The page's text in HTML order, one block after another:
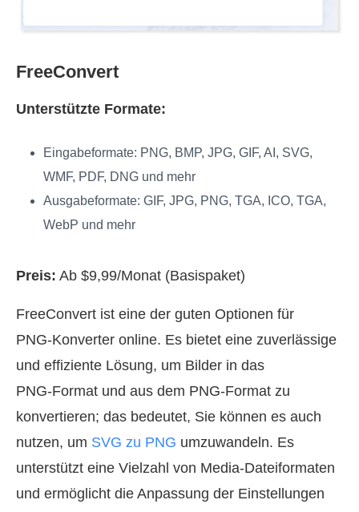
FreeConvert
Unterstützte Formate:
Eingabeformate: PNG, BMP, JPG, GIF, AI, SVG,
WMF, PDF, DNG und mehr
Ausgabeformate: GIF, JPG, PNG, TGA, ICO, TGA,
WebP und mehr
Preis: Ab $9,99/Monat (Basispaket)
FreeConvert ist eine der guten Optionen für
PNG‑Konverter online. Es bietet eine zuverlässige
und effiziente Lösung, um Bilder in das
PNG‑Format und aus dem PNG‑Format zu
konvertieren; das bedeutet, Sie können es auch
nutzen, um SVG zu PNG umzuwandeln. Es
unterstützt eine Vielzahl von Media‑Dateiformaten
und ermöglicht die Anpassung der Einstellungen